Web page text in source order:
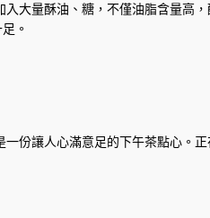
大量酥油、糖，不僅油脂含量高
。
份讓人心滿意足的下午茶點心。